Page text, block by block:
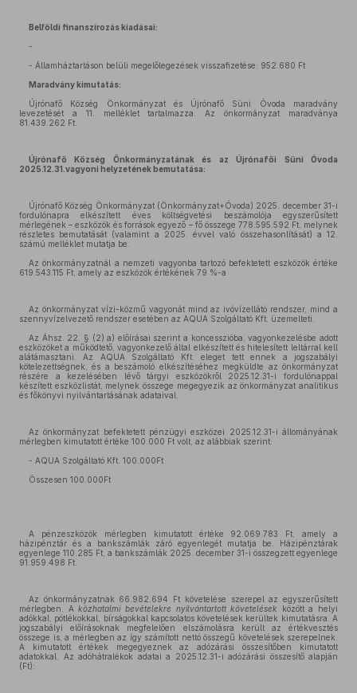
Belföldi finanszírozás kiadásai:
-
- Államháztartáson belüli megelőlegezések visszafizetése: 952.680 Ft
Maradvány kimutatás:
Újrónafő Község Önkormányzat és Újrónafő Süni Óvoda maradvány
levezetését a 11. melléklet tartalmazza. Az önkormányzat maradványa
81.439.262 Ft.
Újrónafő Község Önkormányzatának és az Újrónafői Süni Óvoda
2025.12.31.vagyoni helyzetének bemutatása:
Újrónafő Község Önkormányzat (Önkormányzat+Óvoda) 2025. december 31-i
fordulónapra elkészített éves költségvetési beszámolója egyszerűsített
mérlegének – eszközök és források egyező – fő összege 778.595.592 Ft, melynek
részletes bemutatását (valamint a 2025. évvel való összehasonlítását) a 12.
számú melléklet mutatja be.
Az önkormányzatnál a nemzeti vagyonba tartozó befektetett eszközök értéke
619.543.115 Ft, amely az eszközök értékének 79 %-a
Az önkormányzat vízi-közmű vagyonát mind az ivóvízellátó rendszer, mind a
szennyvízelvezető rendszer esetében az AQUA Szolgáltató Kft. üzemelteti.
Az Áhsz. 22. § (2) a) előírásai szerint a koncesszióba, vagyonkezelésbe adott
eszközöket a működtető, vagyonkezelő által elkészített és hitelesített leltárral kell
alátámasztani. Az AQUA Szolgáltató Kft. eleget tett ennek a jogszabályi
kötelezettségnek, és a beszámoló elkészítéséhez megküldte az önkormányzat
részére a kezelésében lévő tárgyi eszközökről 2025.12.31-i fordulónappal
készített eszközlistát, melynek összege megegyezik az önkormányzat analitikus
és főkönyvi nyilvántartásának adataival.
Az önkormányzat befektetett pénzügyi eszközei 2025.12.31-i állományának
mérlegben kimutatott értéke 100.000 Ft volt, az alábbiak szerint:
- AQUA Szolgáltató Kft. 100.000Ft
Összesen 100.000Ft
A pénzeszközök mérlegben kimutatott értéke 92.069.783 Ft, amely a
házipénztár és a bankszámlák záró egyenlegét mutatja be. Házipénztárak
egyenlege 110.285 Ft, a bankszámlák 2025. december 31-i összegzett egyenlege
91.959.498 Ft.
Az önkormányzatnak 66.982.694 Ft követelése szerepel az egyszerűsített
mérlegben. Aközhatalmi bevételekre nyilvántartott követelések
között a helyi
adókkal, pótlékokkal, bírságokkal kapcsolatos követelések kerültek kimutatásra. A
jogszabályi előírásoknak megfelelően elszámolásra került az értékvesztés
összege is, a mérlegben az így számított nettó összegű követelések szerepelnek.
A kimutatott értékek megegyeznek az adózárási összesítőben kimutatott
adatokkal. Az adóhátralékok adatai a 2025.12.31-i adózárási összesítő alapján
(Ft):